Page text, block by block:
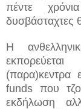
πέντε
δυσβάσταχτες
Η
(παρα)κεντρα
funds που
εκδήλωση